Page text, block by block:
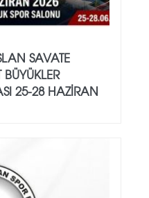
SAVATE
25-28 HAZİRAN